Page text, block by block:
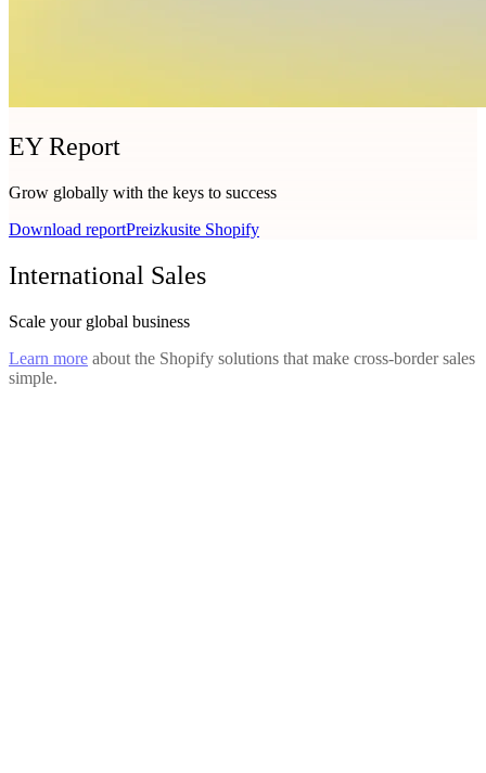
EY Report
Grow globally with the keys to success
Download reportPreizkusite Shopify
International Sales
Scale your global business
Learn more about the Shopify solutions that make cross-border sales
simple.